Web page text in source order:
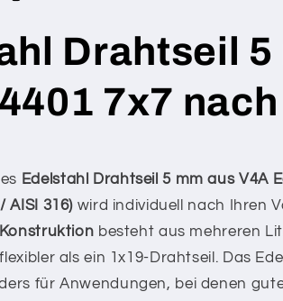
Drahtseil 5
7x7
Edelstahl Drahtseil 5 mm aus V4A
AISI 316) wird individuell nach Ihren
besteht aus mehreren
als ein 1x19-Drahtseil. Das
für Anwendungen, bei denen